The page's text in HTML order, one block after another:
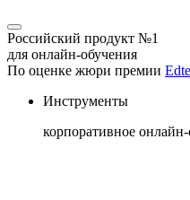
Российский продукт №1
для онлайн-обучения
По оценке жюри премии
Инструменты
корпоративное